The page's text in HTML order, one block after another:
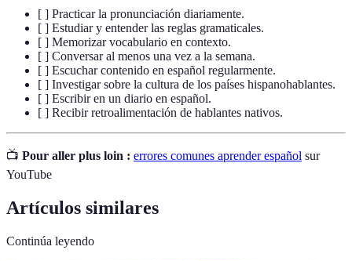
[ ] Practicar la pronunciación diariamente.
[ ] Estudiar y entender las reglas gramaticales.
[ ] Memorizar vocabulario en contexto.
[ ] Conversar al menos una vez a la semana.
[ ] Escuchar contenido en español regularmente.
[ ] Investigar sobre la cultura de los países hispanohablantes.
[ ] Escribir en un diario en español.
[ ] Recibir retroalimentación de hablantes nativos.
📺 Pour aller plus loin : errores comunes aprender español sur
YouTube
Artículos similares
Continúa leyendo